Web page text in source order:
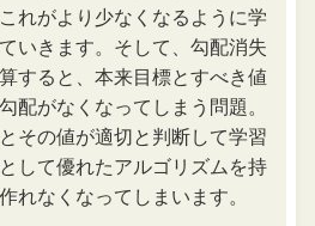
れがより少なくなるように学
いきます。そして、勾配消失
すると、本来目標とすべき値
配がなくなってしまう問題。
その値が適切と判断して学習
して優れたアルゴリズムを持
れなくなってしまいます。